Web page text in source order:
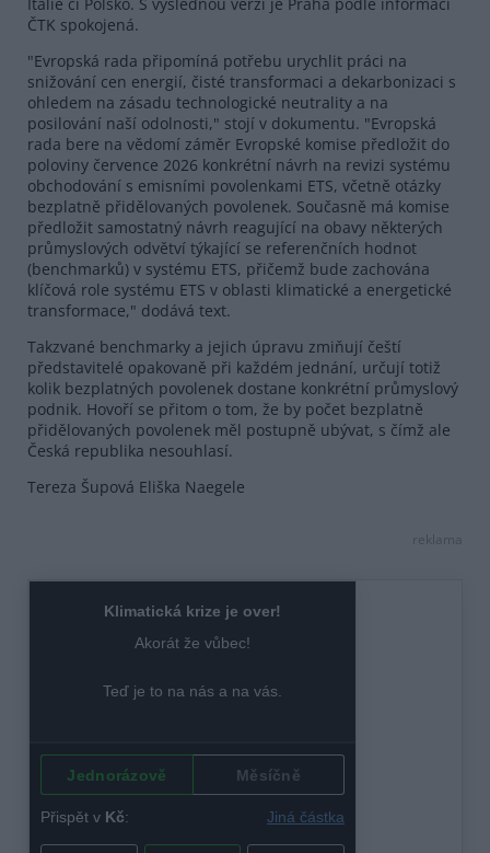
ČTK spokojená.
"Evropská rada připomíná potřebu urychlit práci na
snižování cen energií, čisté transformaci a dekarbonizaci s
ohledem na zásadu technologické neutrality a na
posilování naší odolnosti," stojí v dokumentu. "Evropská
rada bere na vědomí záměr Evropské komise předložit do
poloviny července 2026 konkrétní návrh na revizi systému
obchodování s emisními povolenkami ETS, včetně otázky
bezplatně přidělovaných povolenek. Současně má komise
předložit samostatný návrh reagující na obavy některých
průmyslových odvětví týkající se referenčních hodnot
(benchmarků) v systému ETS, přičemž bude zachována
klíčová role systému ETS v oblasti klimatické a energetické
transformace," dodává text.
Takzvané benchmarky a jejich úpravu zmiňují čeští
představitelé opakovaně při každém jednání, určují totiž
kolik bezplatných povolenek dostane konkrétní průmyslový
podnik. Hovoří se přitom o tom, že by počet bezplatně
přidělovaných povolenek měl postupně ubývat, s čímž ale
Česká republika nesouhlasí.
Tereza Šupová Eliška Naegele
reklama